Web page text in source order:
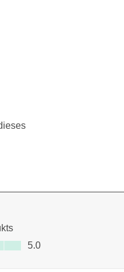
5.0 von 5
5.0